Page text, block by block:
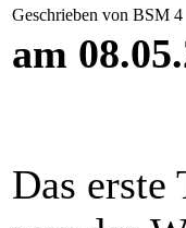
Geschrieben von BSM 4
am
Das